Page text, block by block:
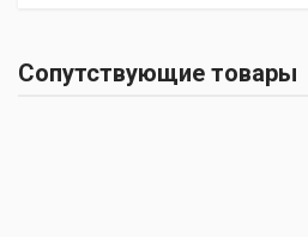
Сопутствующие товары